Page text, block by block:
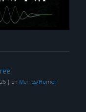
| en Memes/Humor